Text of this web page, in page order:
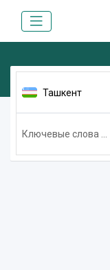
Ташкент